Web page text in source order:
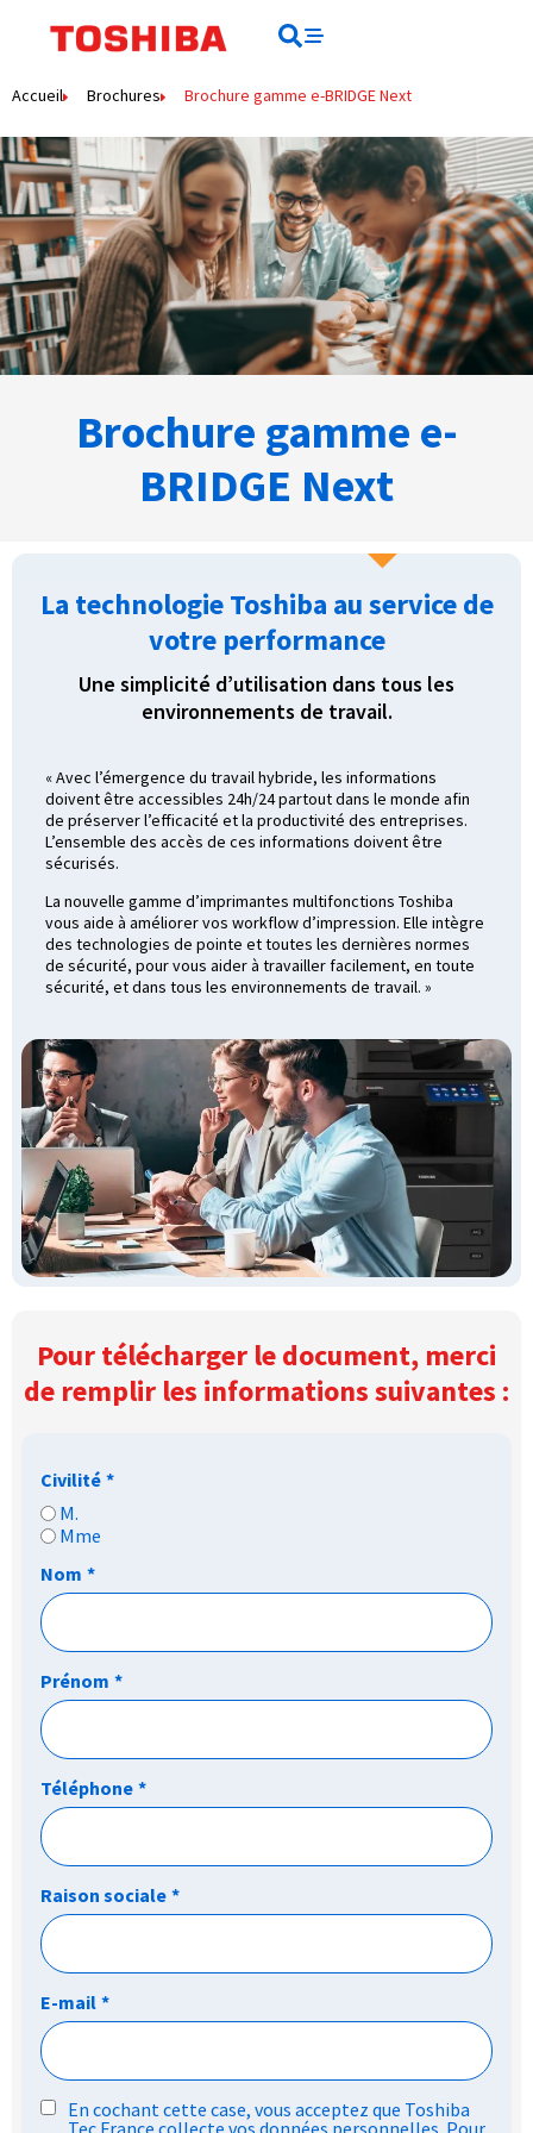
Accueil Brochures Brochure gamme e-BRIDGE Next
Brochure gamme e-
BRIDGE Next
La technologie Toshiba au service de
votre performance
Une simplicité d’utilisation dans tous les
environnements de travail.
« Avec l’émergence du travail hybride, les informations
doivent être accessibles 24h/24 partout dans le monde afin
de préserver l’efficacité et la productivité des entreprises.
L’ensemble des accès de ces informations doivent être
sécurisés.
La nouvelle gamme d’imprimantes multifonctions Toshiba
vous aide à améliorer vos workflow d’impression. Elle intègre
des technologies de pointe et toutes les dernières normes
de sécurité, pour vous aider à travailler facilement, en toute
sécurité, et dans tous les environnements de travail. »
Pour télécharger le document, merci
de remplir les informations suivantes :
Civilité *
M.
Mme
Nom *
Prénom *
Téléphone *
Raison sociale *
E-mail *
RGPDEn cochant cette case, vous acceptez que Toshiba